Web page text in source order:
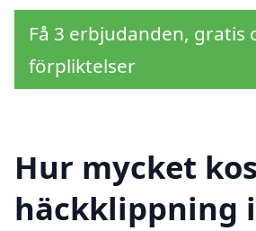
Få 3 erbjudanden, gratis
förpliktelser
Hur mycket
häckklippning i